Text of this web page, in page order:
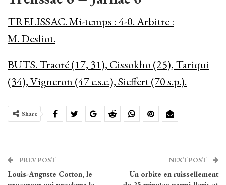
TRELISSAC. Mi-temps : 4-0. Arbitre :
M. Desliot.
BUTS. Traoré (17, 31), Cissokho (25), Tariqui
(34), Vigneron (47 c.s.c.), Sieffert (70 s.p.).
Share
PREV POST
Louis-Auguste Cotton, le
NEXT POST
Un orbite en ruissellement